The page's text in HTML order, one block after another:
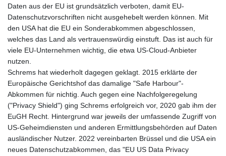
Daten aus der EU ist grundsätzlich verboten, damit EU-
Datenschutzvorschriften nicht ausgehebelt werden können. Mit
den USA hat die EU ein Sonderabkommen abgeschlossen,
welches das Land als vertrauenswürdig einstuft. Das ist auch für
viele EU-Unternehmen wichtig, die etwa US-Cloud-Anbieter
nutzen.
Schrems hat wiederholt dagegen geklagt. 2015 erklärte der
Europäische Gerichtshof das damalige "Safe Harbour"-
Abkommen für nichtig. Auch gegen eine Nachfolgeregelung
("Privacy Shield") ging Schrems erfolgreich vor, 2020 gab ihm der
EuGH Recht. Hintergrund war jeweils der umfassende Zugriff von
US-Geheimdiensten und anderen Ermittlungsbehörden auf Daten
ausländischer Nutzer. 2022 vereinbarten Brüssel und die USA ein
neues Datenschutzabkommen, das "EU US Data Privacy